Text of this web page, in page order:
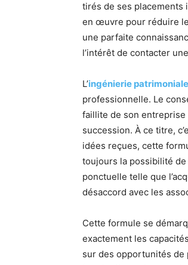
tirés de ses placements
en œuvre pour réduire
une parfaite
l’intérêt de contacter
L’ingénierie patrimoniale
professionnelle. Le
faillite de son
succession. À ce titre,
idées reçues, cette
toujours la possibilité de
ponctuelle telle que
désaccord avec les
Cette formule se
exactement les
sur des opportunités de